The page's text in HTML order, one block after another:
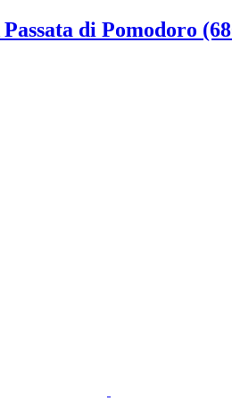
di Pomodoro